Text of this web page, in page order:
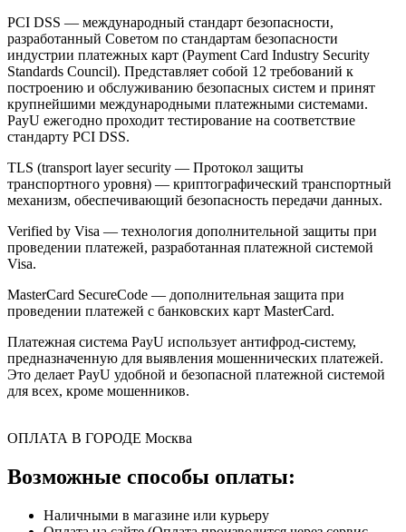
PCI DSS — международный стандарт безопасности,
разработанный Советом по стандартам безопасности
индустрии платежных карт (Payment Card Industry Security
Standards Council). Представляет собой 12 требований к
построению и обслуживанию безопасных систем и принят
крупнейшими международными платежными системами.
PayU ежегодно проходит тестирование на соответствие
стандарту PCI DSS.
TLS (transport layer security — Протокол защиты
транспортного уровня) — криптографический транспортный
механизм, обеспечивающий безопасность передачи данных.
Verified by Visa — технология дополнительной защиты при
проведении платежей, разработанная платежной системой
Visa.
MasterCard SecureCode — дополнительная защита при
проведении платежей с банковских карт MasterCard.
Платежная система PayU использует антифрод-систему,
предназначенную для выявления мошеннических платежей.
Это делает PayU удобной и безопасной платежной системой
для всех, кроме мошенников.
ОПЛАТА В ГОРОДЕ Москва
Возможные способы оплаты:
Наличными в магазине или курьеру